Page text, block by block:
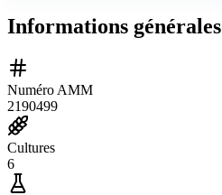
Informations générales
Numéro AMM
2190499
Cultures
6